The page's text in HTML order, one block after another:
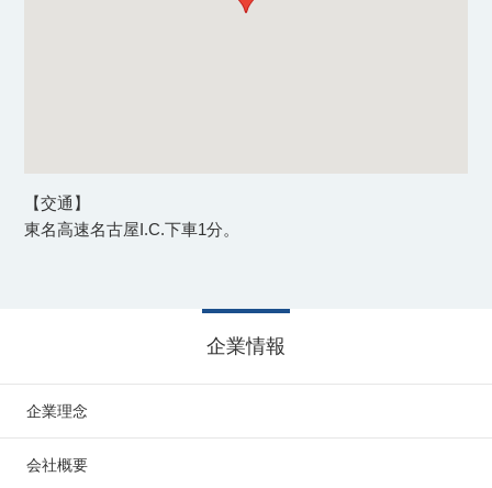
【交通】
東名高速名古屋I.C.下車1分。
企業情報
企業理念
会社概要